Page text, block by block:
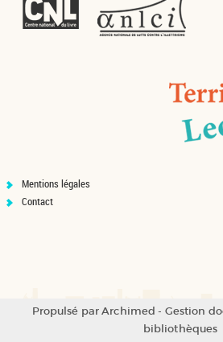
Mentions légales
Contact
Propulsé parArchimed - Gestion
bibliothèques